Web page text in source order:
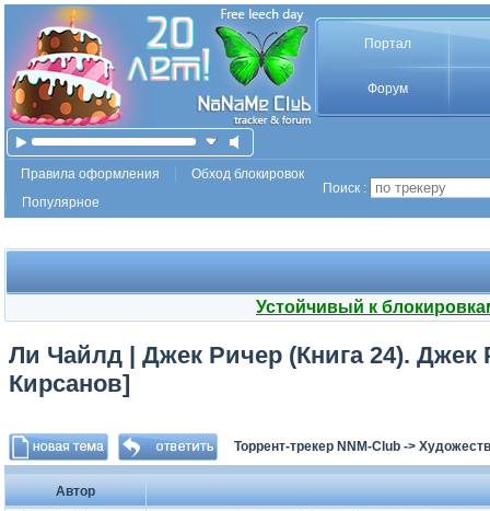
Портал
Форум
Правила оформления
Обход блокировок
Популярное
Поиск :
Устойчивый к
Ли Чайлд | Джек Ричер (Книга 24). Джек
Кирсанов]
Торрент-трекер NNM-Club ->
Автор